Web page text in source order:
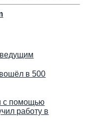
в 500
с помощью
работу в